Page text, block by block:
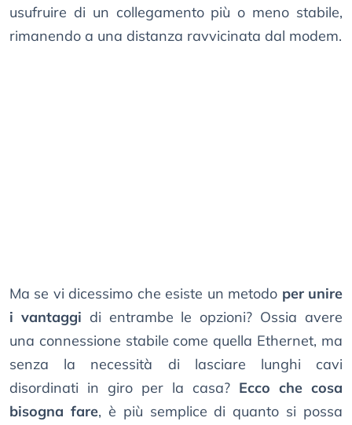
usufruire di un collegamento più o meno stabile,
rimanendo a una distanza ravvicinata dal modem.
Ma se vi dicessimo che esiste un metodo per unire
i vantaggi di entrambe le opzioni? Ossia avere
una connessione stabile come quella Ethernet, ma
senza la necessità di lasciare lunghi cavi
disordinati in giro per la casa? Ecco che cosa
bisogna fare, è più semplice di quanto si possa